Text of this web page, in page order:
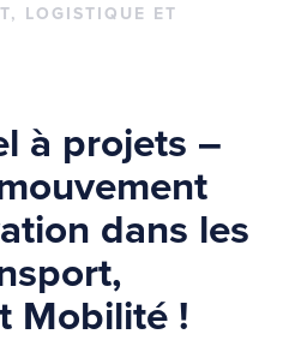
LOGISTIQUE ET
à projets –
dans les
Mobilité !